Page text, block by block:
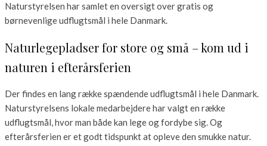
Naturstyrelsen har samlet en oversigt over gratis og
børnevenlige udflugtsmål i hele Danmark.
Naturlegepladser for store og små – kom ud i
naturen i efterårsferien
Der findes en lang række spændende udflugtsmål i hele Danmark.
Naturstyrelsens lokale medarbejdere har valgt en række
udflugtsmål, hvor man både kan lege og fordybe sig. Og
efterårsferien er et godt tidspunkt at opleve den smukke natur.